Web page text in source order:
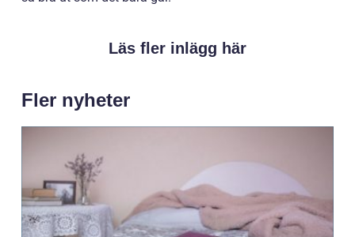
Läs fler inlägg här
Fler nyheter